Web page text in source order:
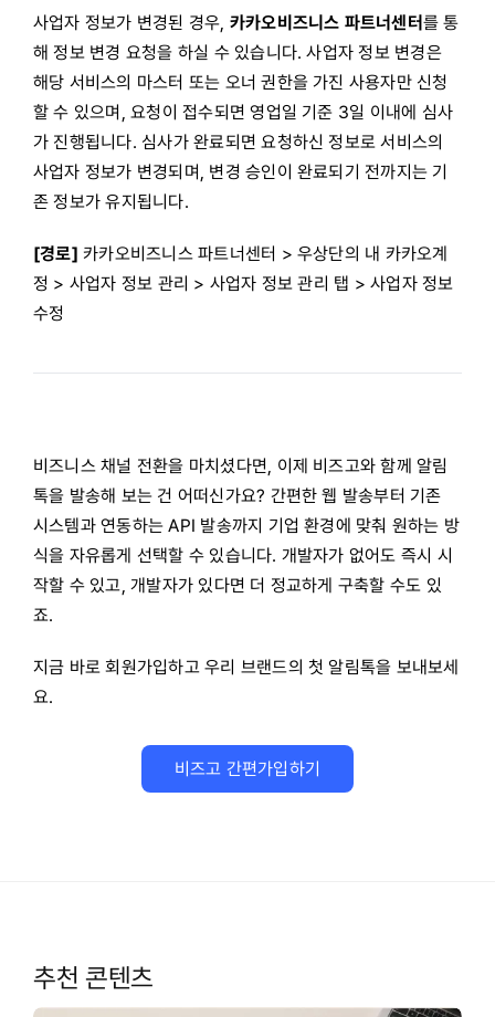
사업자 정보가 변경된 경우, 카카오비즈니스 파트너센터를 통
해 정보 변경 요청을 하실 수 있습니다. 사업자 정보 변경은
해당 서비스의 마스터 또는 오너 권한을 가진 사용자만 신청
할 수 있으며, 요청이 접수되면 영업일 기준 3일 이내에 심사
가 진행됩니다. 심사가 완료되면 요청하신 정보로 서비스의
사업자 정보가 변경되며, 변경 승인이 완료되기 전까지는 기
존 정보가 유지됩니다.
[경로] 카카오비즈니스 파트너센터 > 우상단의 내 카카오계
정 > 사업자 정보 관리 > 사업자 정보 관리 탭 > 사업자 정보
수정
비즈니스 채널 전환을 마치셨다면, 이제 비즈고와 함께 알림
톡을 발송해 보는 건 어떠신가요? 간편한 웹 발송부터 기존
시스템과 연동하는 API 발송까지 기업 환경에 맞춰 원하는 방
식을 자유롭게 선택할 수 있습니다. 개발자가 없어도 즉시 시
작할 수 있고, 개발자가 있다면 더 정교하게 구축할 수도 있
죠.
지금 바로 회원가입하고 우리 브랜드의 첫 알림톡을 보내보세
요.
비즈고 간편가입하기
추천 콘텐츠